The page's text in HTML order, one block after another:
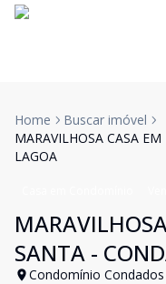
Home
Buscar imóvel
MARAVILHOSA CASA
LAGOA
SANTA -
Condomínio